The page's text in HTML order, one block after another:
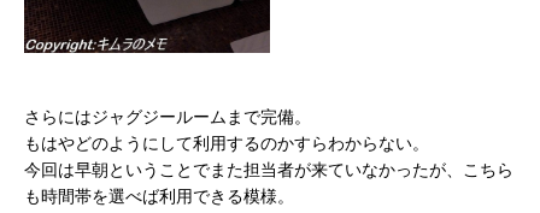
さらにはジャグジールームまで完備。
もはやどのようにして利用するのかすらわからない。
今回は早朝ということでまた担当者が来ていなかったが、こちら
も時間帯を選べば利用できる模様。